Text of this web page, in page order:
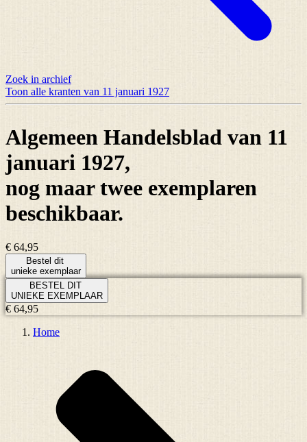
Zoek in archief
Toon alle kranten van 11 januari 1927
Algemeen Handelsblad van 11
januari 1927,
nog maartwee exemplaren
beschikbaar.
€ 64,95
Bestel dit
unieke exemplaar
BESTEL DIT
UNIEKE EXEMPLAAR
€ 64,95
Home